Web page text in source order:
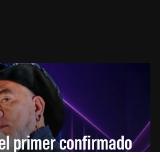
primer confirmado